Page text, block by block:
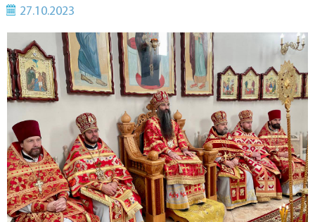
27.10.2023